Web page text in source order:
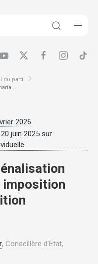
du parti
2026
juin 2025 sur
imposition
, Conseillère d’État,